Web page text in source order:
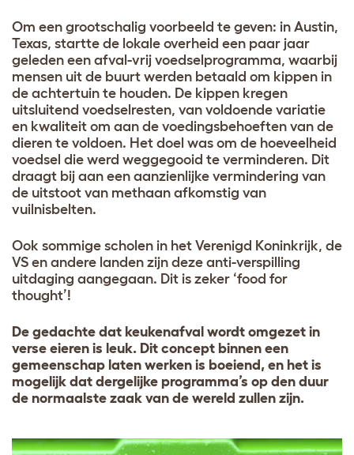
Om een grootschalig voorbeeld te geven: in Austin,
Texas, startte de lokale overheid een paar jaar
geleden een afval-vrij voedselprogramma, waarbij
mensen uit de buurt werden betaald om kippen in
de achtertuin te houden. De kippen kregen
uitsluitend voedselresten, van voldoende variatie
en kwaliteit om aan de voedingsbehoeften van de
dieren te voldoen. Het doel was om de hoeveelheid
voedsel die werd weggegooid te verminderen. Dit
draagt bij aan een aanzienlijke vermindering van
de uitstoot van methaan afkomstig van
vuilnisbelten.
Ook sommige scholen in het Verenigd Koninkrijk, de
VS en andere landen zijn deze anti-verspilling
uitdaging aangegaan. Dit is zeker ‘food for
thought’!
De gedachte dat keukenafval wordt omgezet in
verse eieren is leuk. Dit concept binnen een
gemeenschap laten werken is boeiend, en het is
mogelijk dat dergelijke programma’s op den duur
de normaalste zaak van de wereld zullen zijn.